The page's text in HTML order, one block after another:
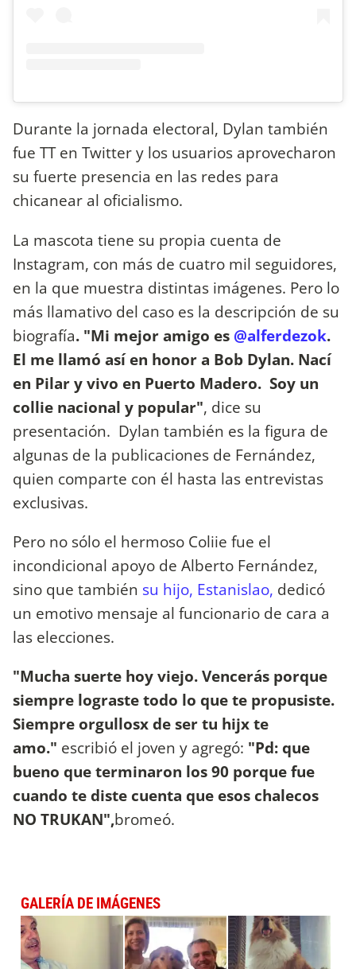
Durante la jornada electoral, Dylan también
fue TT en Twitter y los usuarios aprovecharon
su fuerte presencia en las redes para
chicanear al oficialismo.
La mascota tiene su propia cuenta de
Instagram, con más de cuatro mil seguidores,
en la que muestra distintas imágenes. Pero lo
más llamativo del caso es la descripción de su
biografía. "Mi mejor amigo es @alferdezok.
El me llamó así en honor a Bob Dylan. Nací
en Pilar y vivo en Puerto Madero. Soy un
collie nacional y popular", dice su
presentación. Dylan también es la figura de
algunas de la publicaciones de Fernández,
quien comparte con él hasta las entrevistas
exclusivas.
Pero no sólo el hermoso Coliie fue el
incondicional apoyo de Alberto Fernández,
sino que también su hijo, Estanislao, dedicó
un emotivo mensaje al funcionario de cara a
las elecciones.
"Mucha suerte hoy viejo. Vencerás porque
siempre lograste todo lo que te propusiste.
Siempre orgullosx de ser tu hijx te
amo." escribió el joven y agregó: "Pd: que
bueno que terminaron los 90 porque fue
cuando te diste cuenta que esos chalecos
NO TRUKAN",bromeó.
GALERÍA DE IMÁGENES